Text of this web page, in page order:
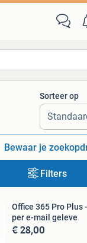
Alle afstanden…
Sorteer op
Bewaar je
Filters
Office 365 Pro Plus
per e-mail geleve
€ 28,00